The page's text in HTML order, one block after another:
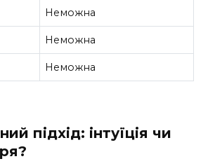
Неможна
Неможна
Неможна
підхід: інтуїція чи